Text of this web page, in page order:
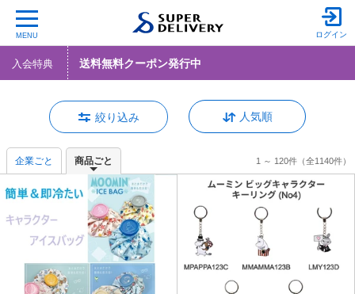
MENU ログイン
入会特典 送料無料クーポン発行中
絞り込み 人気順
企業ごと 商品ごと 1 ～ 120件（全1140件）